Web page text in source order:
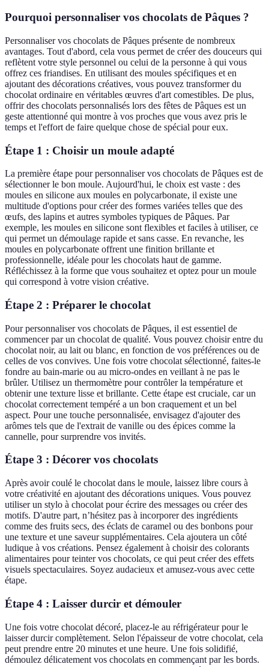
Pourquoi personnaliser vos chocolats de Pâques ?
Personnaliser vos chocolats de Pâques présente de nombreux
avantages. Tout d'abord, cela vous permet de créer des douceurs qui
reflètent votre style personnel ou celui de la personne à qui vous
offrez ces friandises. En utilisant des moules spécifiques et en
ajoutant des décorations créatives, vous pouvez transformer du
chocolat ordinaire en véritables œuvres d'art comestibles. De plus,
offrir des chocolats personnalisés lors des fêtes de Pâques est un
geste attentionné qui montre à vos proches que vous avez pris le
temps et l'effort de faire quelque chose de spécial pour eux.
Étape 1 : Choisir un moule adapté
La première étape pour personnaliser vos chocolats de Pâques est de
sélectionner le bon moule. Aujourd'hui, le choix est vaste : des
moules en silicone aux moules en polycarbonate, il existe une
multitude d'options pour créer des formes variées telles que des
œufs, des lapins et autres symboles typiques de Pâques. Par
exemple, les moules en silicone sont flexibles et faciles à utiliser, ce
qui permet un démoulage rapide et sans casse. En revanche, les
moules en polycarbonate offrent une finition brillante et
professionnelle, idéale pour les chocolats haut de gamme.
Réfléchissez à la forme que vous souhaitez et optez pour un moule
qui correspond à votre vision créative.
Étape 2 : Préparer le chocolat
Pour personnaliser vos chocolats de Pâques, il est essentiel de
commencer par un chocolat de qualité. Vous pouvez choisir entre du
chocolat noir, au lait ou blanc, en fonction de vos préférences ou de
celles de vos convives. Une fois votre chocolat sélectionné, faites-le
fondre au bain-marie ou au micro-ondes en veillant à ne pas le
brûler. Utilisez un thermomètre pour contrôler la température et
obtenir une texture lisse et brillante. Cette étape est cruciale, car un
chocolat correctement tempéré a un bon craquement et un bel
aspect. Pour une touche personnalisée, envisagez d'ajouter des
arômes tels que de l'extrait de vanille ou des épices comme la
cannelle, pour surprendre vos invités.
Étape 3 : Décorer vos chocolats
Après avoir coulé le chocolat dans le moule, laissez libre cours à
votre créativité en ajoutant des décorations uniques. Vous pouvez
utiliser un stylo à chocolat pour écrire des messages ou créer des
motifs. D'autre part, n’hésitez pas à incorporer des ingrédients
comme des fruits secs, des éclats de caramel ou des bonbons pour
une texture et une saveur supplémentaires. Cela ajoutera un côté
ludique à vos créations. Pensez également à choisir des colorants
alimentaires pour teinter vos chocolats, ce qui peut créer des effets
visuels spectaculaires. Soyez audacieux et amusez-vous avec cette
étape.
Étape 4 : Laisser durcir et démouler
Une fois votre chocolat décoré, placez-le au réfrigérateur pour le
laisser durcir complètement. Selon l'épaisseur de votre chocolat, cela
peut prendre entre 20 minutes et une heure. Une fois solidifié,
démoulez délicatement vos chocolats en commençant par les bords.